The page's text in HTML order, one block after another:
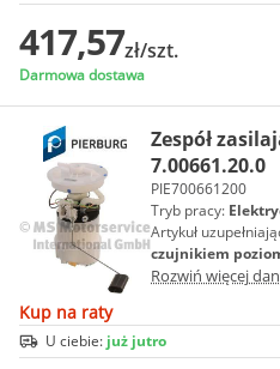
417,57zł/szt.
Darmowa dostawa
Zespół
7.00661.20.0
PIE700661200
Tryb pracy:
Artykuł
czujnikiem
Rozwiń więcej
Kup na raty
U ciebie: już jutro